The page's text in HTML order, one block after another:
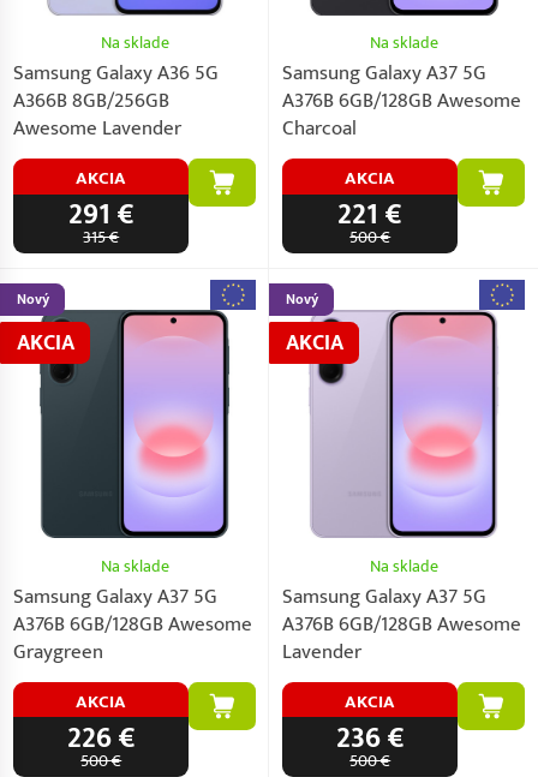
Na sklade
Samsung Galaxy A36 5G
A366B 8GB/256GB
Awesome Lavender
AKCIA
291 €
315 €
Na sklade
Samsung Galaxy A37 5G
A376B 6GB/128GB Awesome
Charcoal
AKCIA
221 €
500 €
Nový
AKCIA
Na sklade
Samsung Galaxy A37 5G
A376B 6GB/128GB Awesome
Graygreen
AKCIA
226 €
500 €
Nový
AKCIA
Na sklade
Samsung Galaxy A37 5G
A376B 6GB/128GB Awesome
Lavender
AKCIA
236 €
500 €